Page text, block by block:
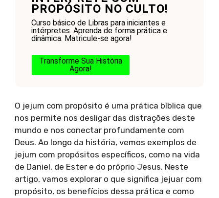
PROPÓSITO NO CULTO!
Curso básico de Libras para iniciantes e
intérpretes. Aprenda de forma prática e
dinâmica. Matricule-se agora!
Transforme Sua História
Agora!
O jejum com propósito é uma prática bíblica que
nos permite nos desligar das distrações deste
mundo e nos conectar profundamente com
Deus. Ao longo da história, vemos exemplos de
jejum com propósitos específicos, como na vida
de Daniel, de Ester e do próprio Jesus. Neste
artigo, vamos explorar o que significa jejuar com
propósito, os benefícios dessa prática e como